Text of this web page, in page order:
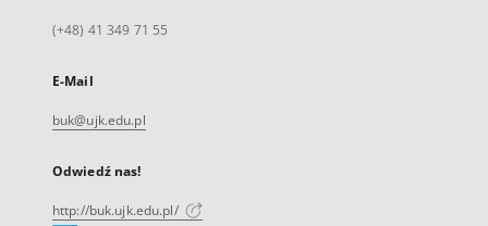
(+48) 41 349 71 55
E-Mail
buk@ujk.edu.pl
Odwiedź nas!
http://buk.ujk.edu.pl/